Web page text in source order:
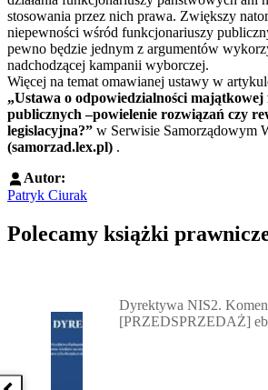
stosowania przez nich prawa. Zwiększy
niepewności wśród funkcjonariuszy
pewno będzie jednym z argumentów
nadchodzącej kampanii wyborczej.
Więcej na temat omawianej ustawy w
„Ustawa o odpowiedzialności
publicznych –powielenie rozwiązań czy
legislacyjna?” w Serwisie Samorządowym
(samorzad.lex.pl) .
Autor:
Patryk Ciurak
Polecamy książki
Dyrektywa NIS2.
[PRZEDSPRZEDAŻ]